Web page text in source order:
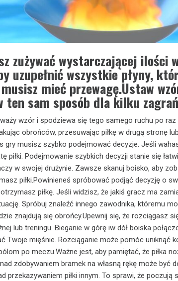
zużywać wystarczającej ilości
uzupełnić wszystkie płyny,
mieć przewagę.Ustaw
ten sam sposób dla kilku
wzór i spodziewa się tego samego ruchu po
obrońców, przesuwając piłkę w drugą stronę
gry musisz szybko podejmować decyzje. Jeśli
piłki. Podejmowanie szybkich decyzji stanie się
w swojej drużynie. Zawsze skanuj boisko, aby
piłki.Powinieneś spróbować podjąć decyzję o
piłkę. Jeśli widzisz, że jakiś gracz ma
Spróbuj znaleźć innego zawodnika, któremu
znajdują się obrońcy.Upewnij się, że rozciągasz
lub treningu. Bieganie w górę iw dół boiska
Twoje mięśnie. Rozciąganie może pomóc uniknąć
po meczu.Ważne jest, aby pamiętać, że piłka
zdobywaniem bramek na własną rękę może być
przekazywaniem piłki innym. To sprawi, że poczują